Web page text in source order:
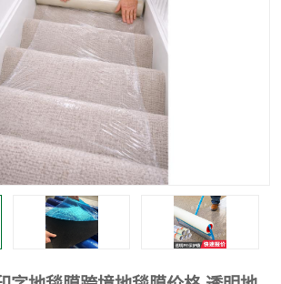
乳白保护膜
纯黑保护膜
彩钢板保护膜
两边上胶保护膜
铝板保护膜
一次性隔离膜